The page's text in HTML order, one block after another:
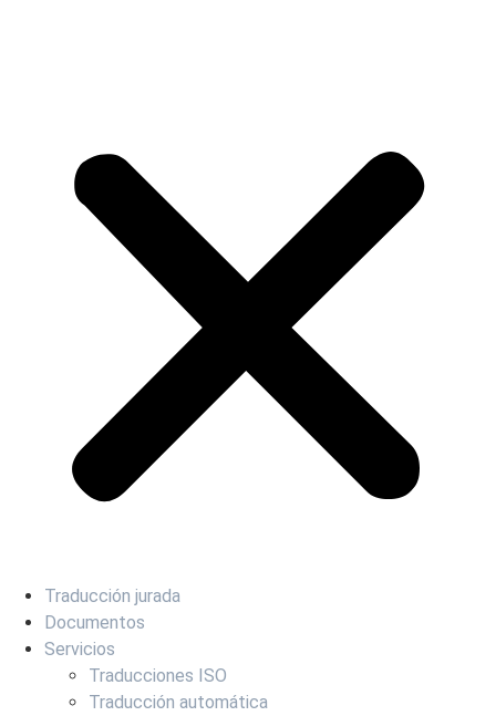
Traducción jurada
Documentos
Servicios
Traducciones ISO
Traducción automática